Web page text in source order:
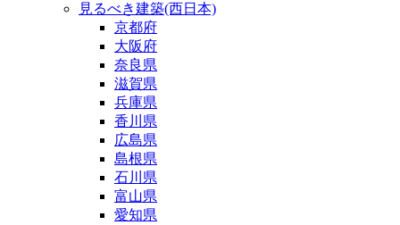
見るべき建築(西日本)
京都府
大阪府
奈良県
滋賀県
兵庫県
香川県
広島県
島根県
石川県
富山県
愛知県